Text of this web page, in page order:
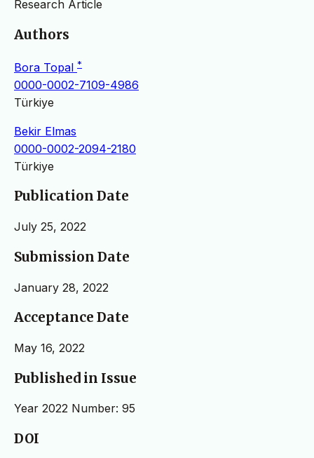
Research Article
Authors
Bora Topal *
0000-0002-7109-4986
Türkiye
Bekir Elmas
0000-0002-2094-2180
Türkiye
Publication Date
July 25, 2022
Submission Date
January 28, 2022
Acceptance Date
May 16, 2022
Published in Issue
Year 2022 Number: 95
DOI